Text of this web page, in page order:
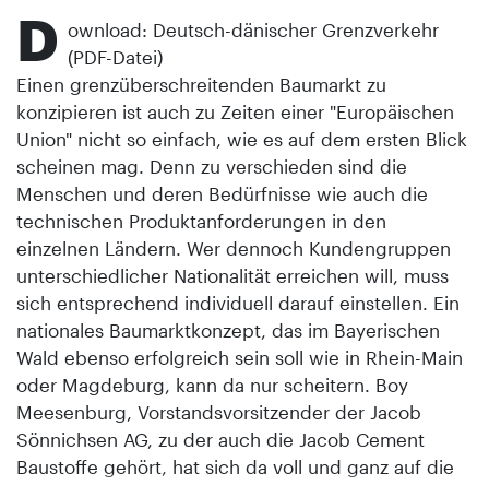
D ownload: Deutsch-dänischer Grenzverkehr
(PDF-Datei)
Einen grenzüberschreitenden Baumarkt zu
konzipieren ist auch zu Zeiten einer "Europäischen
Union" nicht so einfach, wie es auf dem ersten Blick
scheinen mag. Denn zu verschieden sind die
Menschen und deren Bedürfnisse wie auch die
technischen Produktanforderungen in den
einzelnen Ländern. Wer dennoch Kundengruppen
unterschiedlicher Nationalität erreichen will, muss
sich entsprechend individuell darauf einstellen. Ein
nationales Baumarktkonzept, das im Bayerischen
Wald ebenso erfolgreich sein soll wie in Rhein-Main
oder Magdeburg, kann da nur scheitern. Boy
Meesenburg, Vorstandsvorsitzender der Jacob
Sönnichsen AG, zu der auch die Jacob Cement
Baustoffe gehört, hat sich da voll und ganz auf die